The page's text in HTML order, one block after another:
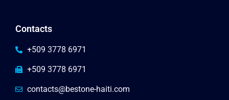
Contacts
+509 3778 6971
+509 3778 6971
contacts@bestone-haiti.com